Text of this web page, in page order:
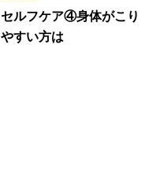
セルフケア④身体がこり
やすい方は